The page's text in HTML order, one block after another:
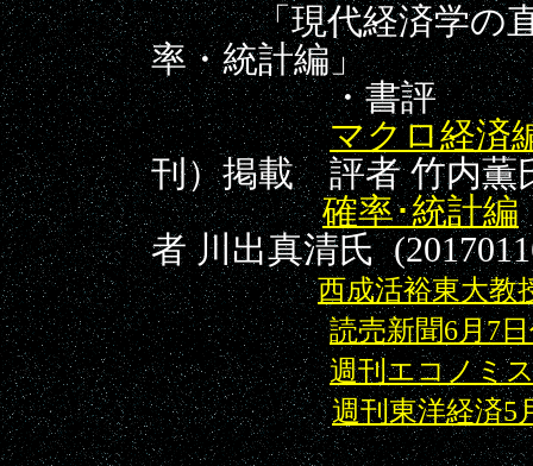
「現代経済学の
率・統計編」
・書評
マクロ経済
刊）掲載 評者 竹内薫
確率･統計編
者 川出真清氏
西成活裕東大教
読売新聞6月7
週刊エコノミ
週刊東洋経済5